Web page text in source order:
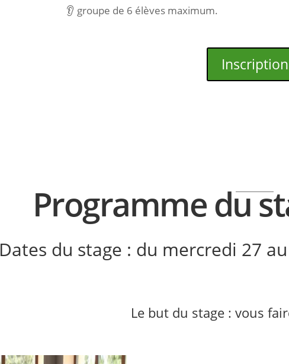
👂 groupe de 6 élèves maximum.
Inscription
Programme du
Dates du stage : du mercredi 27
Le but du stage : vous